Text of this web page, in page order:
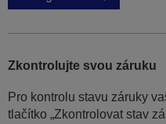
Zkontrolujte svou záruku
Pro kontrolu stavu záruky
tlačítko „Zkontrolovat stav